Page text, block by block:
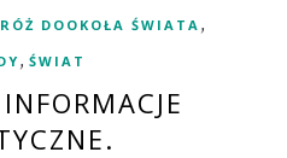
DOOKOŁA ŚWIATA ,
, ŚWIAT